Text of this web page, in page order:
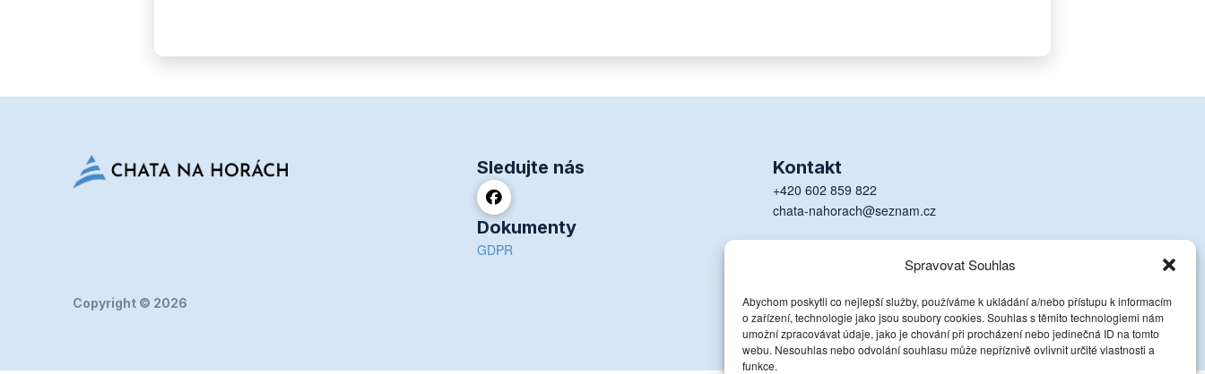
Spravovat Souhlas
Abychom poskytli co nejlepší služby, používáme k ukládání a/nebo přístupu k informacím
o zařízení, technologie jako jsou soubory cookies. Souhlas s těmito technologiemi nám
umožní zpracovávat údaje, jako je chování při procházení nebo jedinečná ID na tomto
webu. Nesouhlas nebo odvolání souhlasu může nepříznivě ovlivnit určité vlastnosti a
funkce.
Sledujte nás
Dokumenty
GDPR
Kontakt
+420 602 859 822
chata-nahorach@seznam.cz
Copyright © 2026